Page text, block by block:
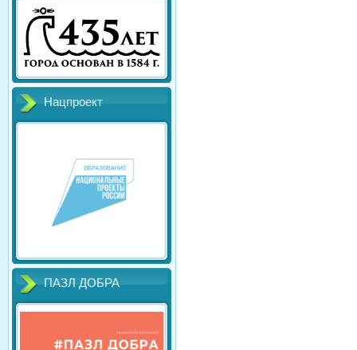
Нацпроект
ПАЗЛ ДОБРА